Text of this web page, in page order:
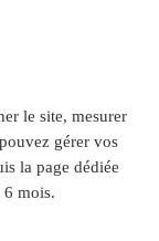
produite
histoire –
et sa
Cœurs »
le site, mesurer
gérer vos
la page dédiée
6 mois.